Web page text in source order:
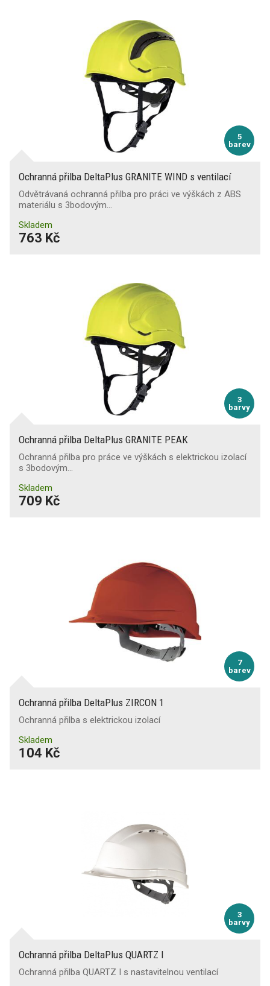
5
barev
Ochranná přilba DeltaPlus GRANITE WIND s ventilací
Odvětrávaná ochranná přilba pro práci ve výškách z ABS
materiálu s 3bodovým…
Skladem
763 Kč
3
barvy
Ochranná přilba DeltaPlus GRANITE PEAK
Ochranná přilba pro práce ve výškách s elektrickou izolací
s 3bodovým…
Skladem
709 Kč
7
barev
Ochranná přilba DeltaPlus ZIRCON 1
Ochranná přilba s elektrickou izolací
Skladem
104 Kč
3
barvy
Ochranná přilba DeltaPlus QUARTZ I
Ochranná přilba QUARTZ I s nastavitelnou ventilací